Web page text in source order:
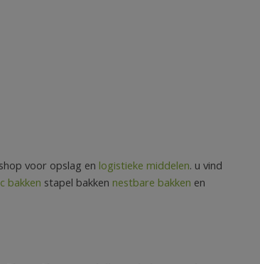
voor opslag en logistieke middelen. u vind
bakken stapel bakken nestbare bakken en